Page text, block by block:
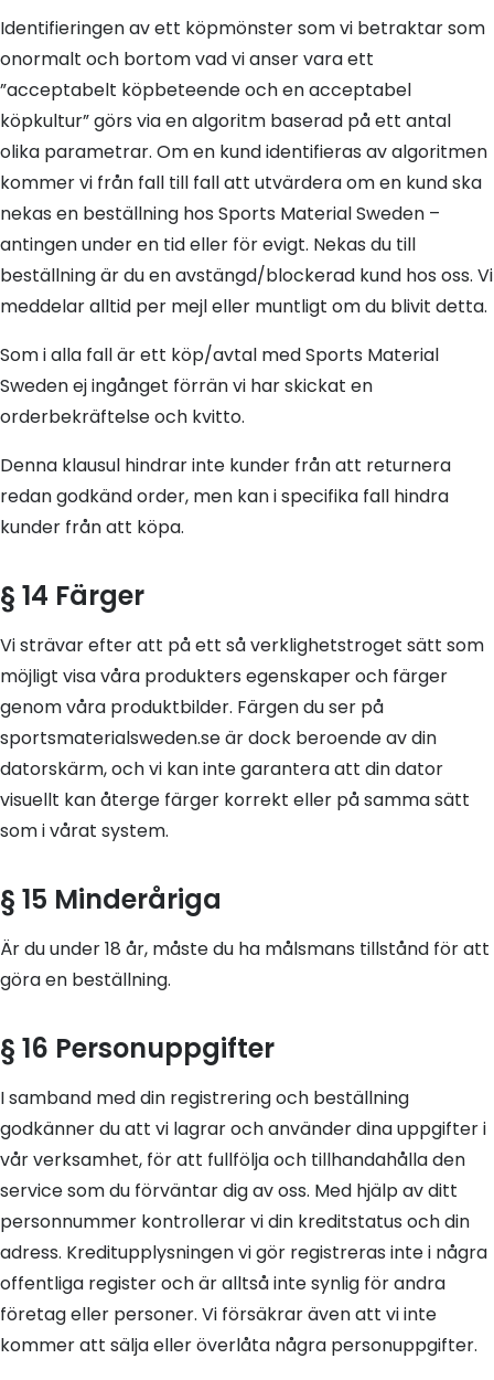
Identifieringen av ett köpmönster som vi betraktar som
onormalt och bortom vad vi anser vara ett
”acceptabelt köpbeteende och en acceptabel
köpkultur” görs via en algoritm baserad på ett antal
olika parametrar. Om en kund identifieras av algoritmen
kommer vi från fall till fall att utvärdera om en kund ska
nekas en beställning hos Sports Material Sweden –
antingen under en tid eller för evigt. Nekas du till
beställning är du en avstängd/blockerad kund hos oss. Vi
meddelar alltid per mejl eller muntligt om du blivit detta.
Som i alla fall är ett köp/avtal med Sports Material
Sweden ej ingånget förrän vi har skickat en
orderbekräftelse och kvitto.
Denna klausul hindrar inte kunder från att returnera
redan godkänd order, men kan i specifika fall hindra
kunder från att köpa.
§ 14 Färger
Vi strävar efter att på ett så verklighetstroget sätt som
möjligt visa våra produkters egenskaper och färger
genom våra produktbilder. Färgen du ser på
sportsmaterialsweden.se är dock beroende av din
datorskärm, och vi kan inte garantera att din dator
visuellt kan återge färger korrekt eller på samma sätt
som i vårat system.
§ 15 Minderåriga
Är du under 18 år, måste du ha målsmans tillstånd för att
göra en beställning.
§ 16 Personuppgifter
I samband med din registrering och beställning
godkänner du att vi lagrar och använder dina uppgifter i
vår verksamhet, för att fullfölja och tillhandahålla den
service som du förväntar dig av oss. Med hjälp av ditt
personnummer kontrollerar vi din kreditstatus och din
adress. Kreditupplysningen vi gör registreras inte i några
offentliga register och är alltså inte synlig för andra
företag eller personer. Vi försäkrar även att vi inte
kommer att sälja eller överlåta några personuppgifter.